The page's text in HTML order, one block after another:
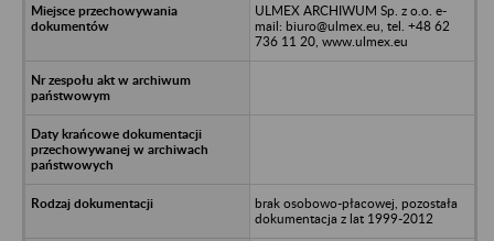
ULMEX ARCHIWUM Sp. z o.o. e-
mail: biuro@ulmex.eu, tel. +48 62
736 11 20, www.ulmex.eu
brak osobowo-płacowej, pozostała
dokumentacja z lat 1999-2012